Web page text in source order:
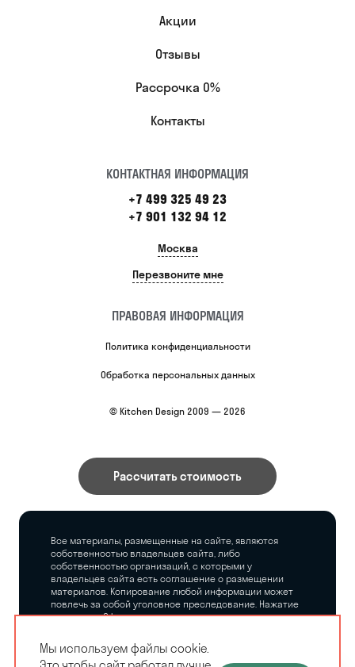
Акции
Отзывы
Рассрочка 0%
Контакты
КОНТАКТНАЯ ИНФОРМАЦИЯ
+7 499 325 49 23
+7 901 132 94 12
Москва
Перезвоните мне
ПРАВОВАЯ ИНФОРМАЦИЯ
Политика конфиденциальности
Обработка персональных данных
© Kitchen Design 2009 — 2026
Рассчитать стоимость
Все материалы, размещенные на сайте, являются
собственностью владельцев сайта, либо
собственностью организаций, с которыми у
владельцев сайта есть соглашение о размещении
материалов. Копирование любой информации может
повлечь за собой уголовное преследование. Нажатие
на кнопку «Оформить заказ», а также последующее
владельцев сайта никаких обязательств.
Мы используем файлы cookie.